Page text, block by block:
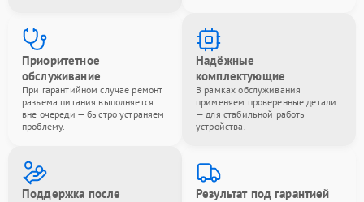
Приоритетное
обслуживание
При гарантийном случае ремонт
разъема питания выполняется
вне очереди — быстро устраняем
проблему.
Надёжные
комплектующие
В рамках обслуживания
применяем проверенные детали
— для стабильной работы
устройства.
Поддержка после Результат под гарантией